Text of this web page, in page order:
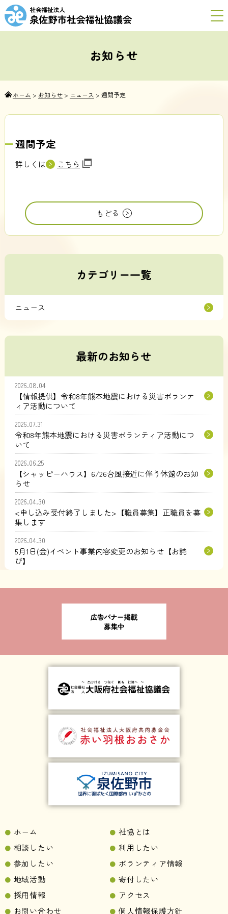
お知らせ
ホーム > お知らせ> ニュース > 週間予定
週間予定
詳しくは こちら
もどる
カテゴリー一覧
ニュース
最新のお知らせ
2026.08.04
【情報提供】令和8年熊本地震における災害ボランテ
ィア活動について
2026.07.31
令和8年熊本地震における災害ボランティア活動につ
いて
2026.06.25
【シャッピーハウス】6/26台風接近に伴う休館のお知
らせ
2026.04.30
<申し込み受付終了しました>【職員募集】正職員を募
集します
2026.04.30
5月1日(金)イベント事業内容変更のお知らせ【お詫
び】
ホーム
社協とは
相談したい
利用したい
参加したい
ボランティア情報
地域活動
寄付したい
採用情報
アクセス
お問い合わせ
個人情報保護方針